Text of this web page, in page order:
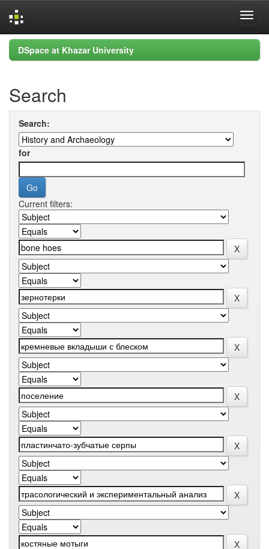
Skip
navigation
DSpace at Khazar University
Search
Search:
for
Current filters: